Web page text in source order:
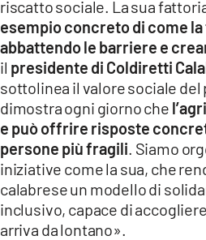
riscatto sociale. La sua
esempio concreto di come
abbattendo le barriere e
il presidente di Coldiretti
sottolinea il valore sociale
dimostra ogni giorno che
e può offrire risposte
persone più fragili . Siamo
iniziative come la sua, che
calabrese un modello di
inclusivo, capace di
arriva da lontano».